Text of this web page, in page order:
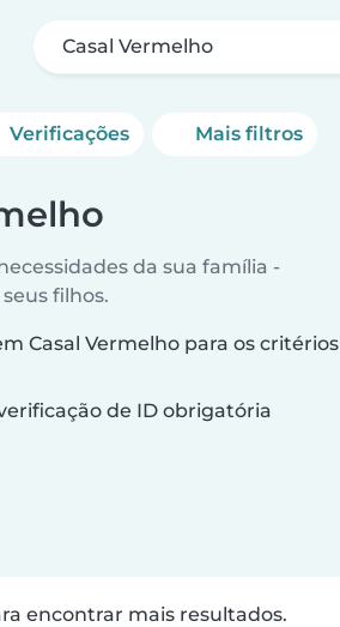
Casal Vermelho
Verificações Mais filtros
da sua família -
filhos.
Casal Vermelho para os critérios
de ID obrigatória
encontrar mais resultados.